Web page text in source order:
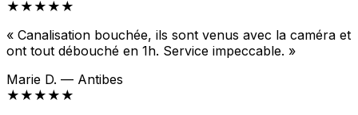
★★★★★
« Canalisation bouchée, ils sont venus avec la caméra et
ont tout débouché en 1h. Service impeccable. »
Marie D. — Antibes
★★★★★